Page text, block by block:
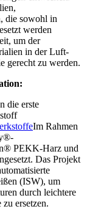
die sowohl in
werden
um der
in der Luft-
gerecht zu werden.
die erste
Im Rahmen
PEKK-Harz und
Das Projekt
(ISW), um
durch leichtere
ersetzen.